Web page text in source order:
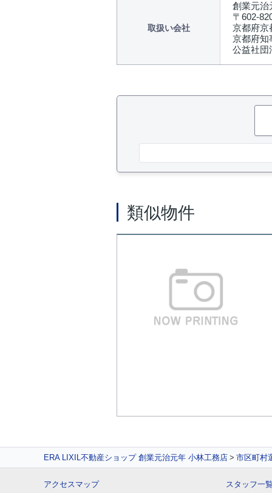
取扱い会社
創業元治
〒602-
京都府京
京都府知
公益社団
類似物件
ERA LIXIL不動産ショップ 創業元治元年 小林工務店 市区町村
アクセスマップ スタッフ一